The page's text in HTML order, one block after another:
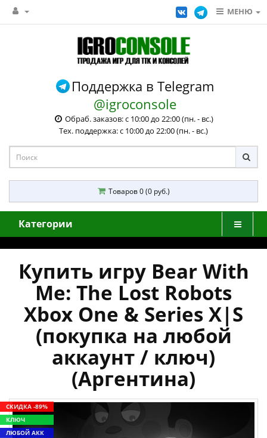
МЕНЮ
Поддержка в Telegram
@igroconsole
Обраб. заказов: с 10:00 до 22:00 (пн. - вс.)
Тех. поддержка: с 10:00 до 22:00 (пн. - вс.)
Товаров 0 (0 руб.)
Категории
Купить игру Bear With
Me: The Lost Robots
Xbox One & Series X|S
(покупка на любой
аккаунт / ключ)
(Аргентина)
СКИДКА -89%
КЛЮЧ
ЛЮБОЙ АКК